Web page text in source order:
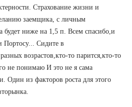
Страхование жизни и
заемщика, с личным
будет ниже на 1,5 п. Всем спасибо,и
Сидите в
возрастов,кто-то парится,кто-то
не понимаю И это не я сама
Один из факторов роста для этого